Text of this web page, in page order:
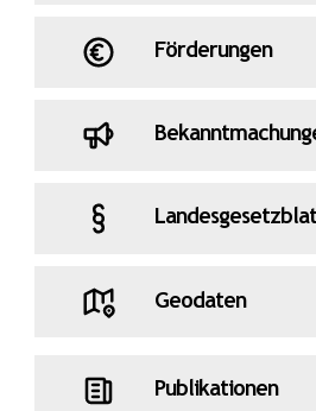
Förderungen
Geodaten
Publikationen